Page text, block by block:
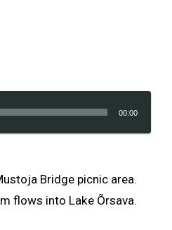
00:00
Bridge picnic area.
flows into Lake Õrsava.